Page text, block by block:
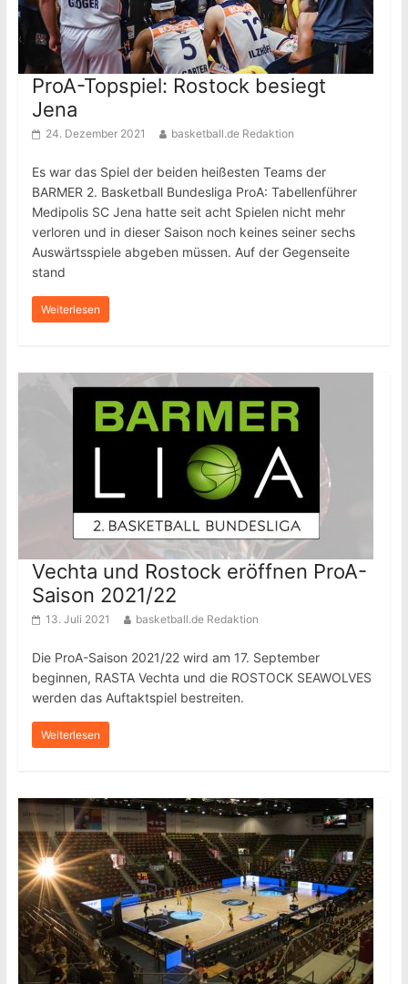
ProA-Topspiel: Rostock besiegt
Jena
24. Dezember 2021 basketball.de Redaktion
Es war das Spiel der beiden heißesten Teams der
BARMER 2. Basketball Bundesliga ProA: Tabellenführer
Medipolis SC Jena hatte seit acht Spielen nicht mehr
verloren und in dieser Saison noch keines seiner sechs
Auswärtsspiele abgeben müssen. Auf der Gegenseite
stand
Weiterlesen
Vechta und Rostock eröffnen ProA-
Saison 2021/22
13. Juli 2021 basketball.de Redaktion
Die ProA-Saison 2021/22 wird am 17. September
beginnen, RASTA Vechta und die ROSTOCK SEAWOLVES
werden das Auftaktspiel bestreiten.
Weiterlesen